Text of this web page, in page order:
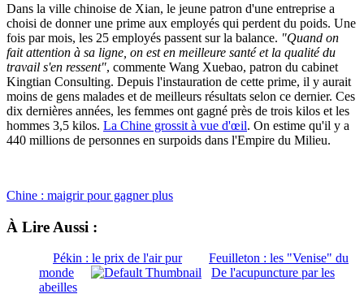
Dans la ville chinoise de Xian, le jeune patron d'une entreprise a
choisi de donner une prime aux employés qui perdent du poids. Une
fois par mois, les 25 employés passent sur la balance. "Quand on
fait attention à sa ligne, on est en meilleure santé et la qualité du
travail s'en ressent", commente Wang Xuebao, patron du cabinet
Kingtian Consulting. Depuis l'instauration de cette prime, il y aurait
moins de gens malades et de meilleurs résultats selon ce dernier. Ces
dix dernières années, les femmes ont gagné près de trois kilos et les
hommes 3,5 kilos. La Chine grossit à vue d'œil. On estime qu'il y a
440 millions de personnes en surpoids dans l'Empire du Milieu.
Chine : maigrir pour gagner plus
À Lire Aussi :
Pékin : le prix de l'air pur
Feuilleton : les "Venise" du
monde
De l'acupuncture par les
abeilles